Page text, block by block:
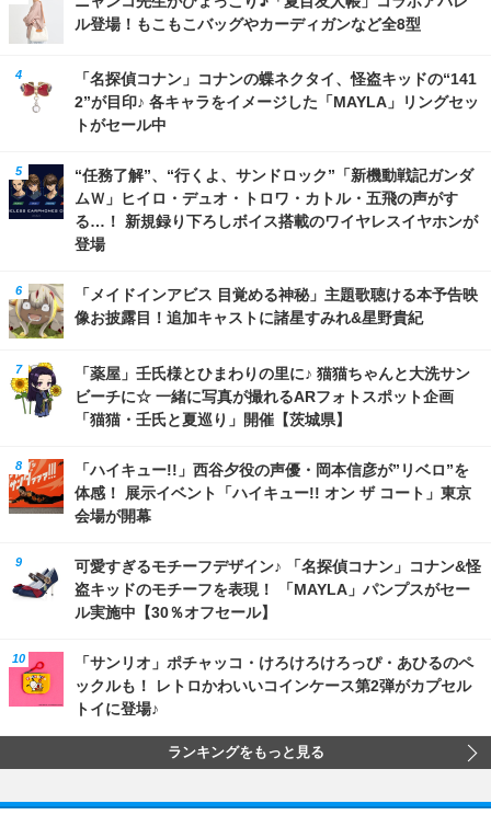
ル登場！もこもこバッグやカーディガンなど全8型
「名探偵コナン」コナンの蝶ネクタイ、怪盗キッドの“141
2”が目印♪ 各キャラをイメージした「MAYLA」リングセッ
トがセール中
“任務了解”、“行くよ、サンドロック”「新機動戦記ガンダ
ムＷ」ヒイロ・デュオ・トロワ・カトル・五飛の声がす
る…！ 新規録り下ろしボイス搭載のワイヤレスイヤホンが
登場
「メイドインアビス 目覚める神秘」主題歌聴ける本予告映
像お披露目！追加キャストに諸星すみれ&星野貴紀
「薬屋」壬氏様とひまわりの里に♪ 猫猫ちゃんと大洗サン
ビーチに☆ 一緒に写真が撮れるARフォトスポット企画
「猫猫・壬氏と夏巡り」開催【茨城県】
「ハイキュー!!」西谷夕役の声優・岡本信彦が”リベロ”を
体感！ 展示イベント「ハイキュー!! オン ザ コート」東京
会場が開幕
可愛すぎるモチーフデザイン♪ 「名探偵コナン」コナン&怪
盗キッドのモチーフを表現！ 「MAYLA」パンプスがセー
ル実施中【30％オフセール】
「サンリオ」ポチャッコ・けろけろけろっぴ・あひるのペ
ックルも！ レトロかわいいコインケース第2弾がカプセル
トイに登場♪
ランキングをもっと見る